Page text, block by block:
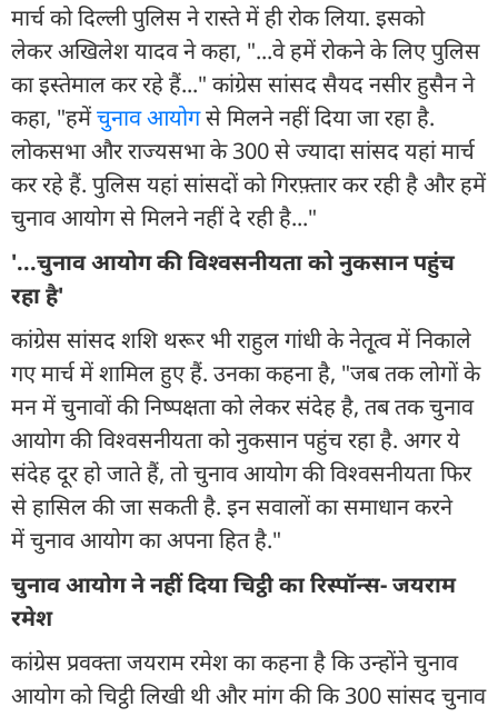
मार्च को दिल्ली पुलिस ने रास्ते में ही रोक लिया. इसको
लेकर अखिलेश यादव ने कहा, "...वे हमें रोकने के लिए पुलिस
का इस्तेमाल कर रहे हैं..." कांग्रेस सांसद सैयद नसीर हुसैन ने
कहा, "हमेंचुनाव आयोगसे मिलने नहीं दिया जा रहा है.
लोकसभा और राज्यसभा के 300 से ज्यादा सांसद यहां मार्च
कर रहे हैं. पुलिस यहां सांसदों को गिरफ़्तार कर रही है और हमें
चुनाव आयोग से मिलने नहीं दे रही है..."
'...चुनाव आयोग की विश्वसनीयता को नुकसान पहुंच
रहा है'
कांग्रेस सांसद शशि थरूर भी राहुल गांधी के नेतृ्त्व में निकाले
गए मार्च में शामिल हुए हैं. उनका कहना है, "जब तक लोगों के
मन में चुनावों की निष्पक्षता को लेकर संदेह है, तब तक चुनाव
आयोग की विश्वसनीयता को नुकसान पहुंच रहा है. अगर ये
संदेह दूर हो जाते हैं, तो चुनाव आयोग की विश्वसनीयता फिर
से हासिल की जा सकती है. इन सवालों का समाधान करने
में चुनाव आयोग का अपना हित है."
चुनाव आयोग ने नहीं दिया चिट्ठी का रिस्पॉन्स- जयराम
रमेश
कांग्रेस प्रवक्ता जयराम रमेश का कहना है कि उन्होंने चुनाव
आयोग को चिट्ठी लिखी थी और मांग की कि 300 सांसद चुनाव